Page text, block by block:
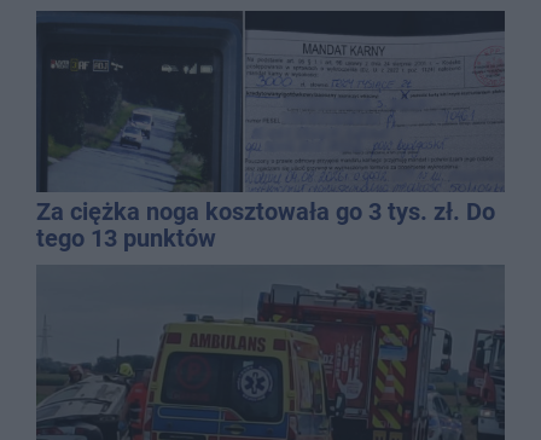
Za ciężka noga kosztowała go 3 tys. zł. Do
tego 13 punktów